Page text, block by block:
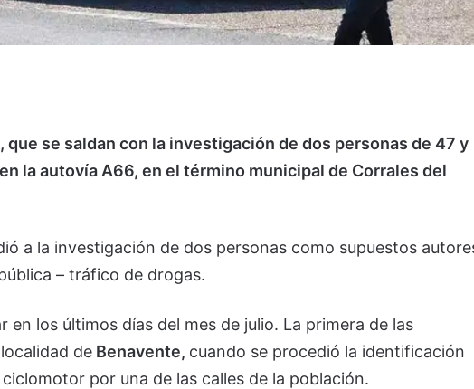
via Email
que se saldan con la investigación de dos personas de 47 y
la autovía A66, en el término municipal de Corrales del
a la investigación de dos personas como supuestos
– tráfico de drogas.
en los últimos días del mes de julio. La primera de las
de Benavente, cuando se procedió la identificación
por una de las calles de la población.